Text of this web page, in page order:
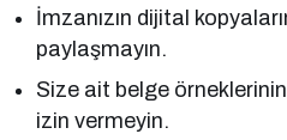
İmzanızın dijital
paylaşmayın.
Size ait belge
izin vermeyin.